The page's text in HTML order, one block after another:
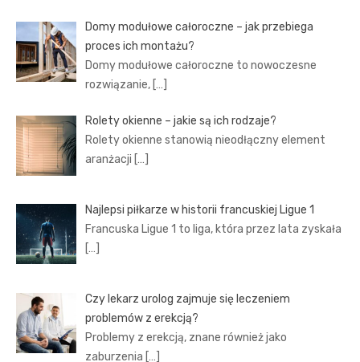
Domy modułowe całoroczne – jak przebiega
proces ich montażu?
Domy modułowe całoroczne to nowoczesne
rozwiązanie, […]
Rolety okienne – jakie są ich rodzaje?
Rolety okienne stanowią nieodłączny element
aranżacji […]
Najlepsi piłkarze w historii francuskiej Ligue 1
Francuska Ligue 1 to liga, która przez lata zyskała
[…]
Czy lekarz urolog zajmuje się leczeniem
problemów z erekcją?
Problemy z erekcją, znane również jako
zaburzenia […]